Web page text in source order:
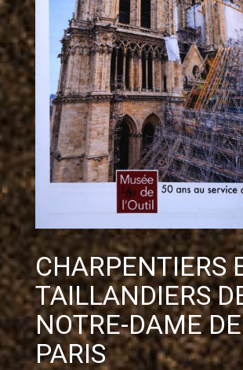
CHARPENTIERS
TAILLANDIERS
NOTRE-DAME DE
PARIS